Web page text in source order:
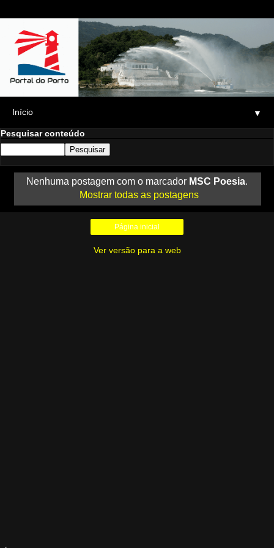
▼
Pesquisar conteúdo
Nenhuma postagem com o marcador MSC Poesia.
Mostrar todas as postagens
Página inicial
Ver versão para a web